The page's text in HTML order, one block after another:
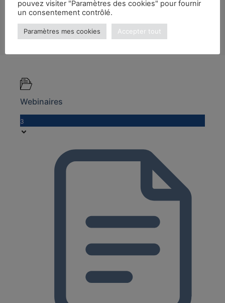
Webinaires
3
pouvez visiter "Paramètres des cookies" pour fournir
un consentement contrôlé.
Paramètres mes cookies Accepter tout